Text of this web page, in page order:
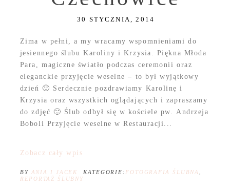
30 STYCZNIA, 2014
Zima w pełni, a my wracamy wspomnieniami do
jesiennego ślubu Karoliny i Krzysia. Piękna Młoda
Para, magiczne światło podczas ceremonii oraz
eleganckie przyjęcie weselne – to był wyjątkowy
dzień 🙂 Serdecznie pozdrawiamy Karolinę i
Krzysia oraz wszystkich oglądających i zapraszamy
do zdjęć 🙂 Ślub odbył się w kościele pw. Andrzeja
Boboli Przyjęcie weselne w Restauracji...
Zobacz cały wpis
BY ANIA I JACEK KATEGORIE: FOTOGRAFIA ŚLUBNA
REPORTAŻ ŚLUBNY